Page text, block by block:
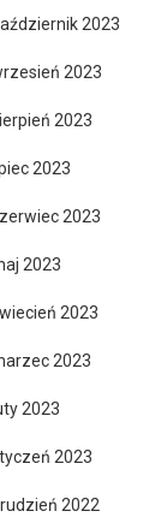
2023
2023
2023
2023
2023
2023
2023
2023
2023
2023
2022